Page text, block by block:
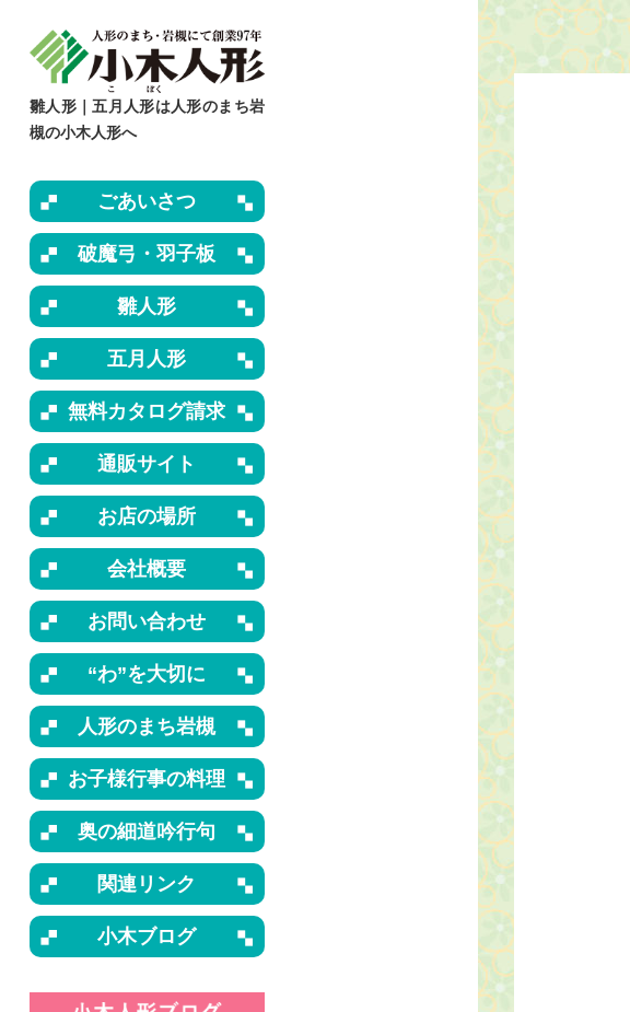
雛人形｜五月人形は人形のまち岩
槻の小木人形へ
ごあいさつ
破魔弓・羽子板
雛人形
五月人形
無料カタログ請求
通販サイト
お店の場所
会社概要
お問い合わせ
“わ”を大切に
人形のまち岩槻
お子様行事の料理
奥の細道吟行句
関連リンク
小木ブログ